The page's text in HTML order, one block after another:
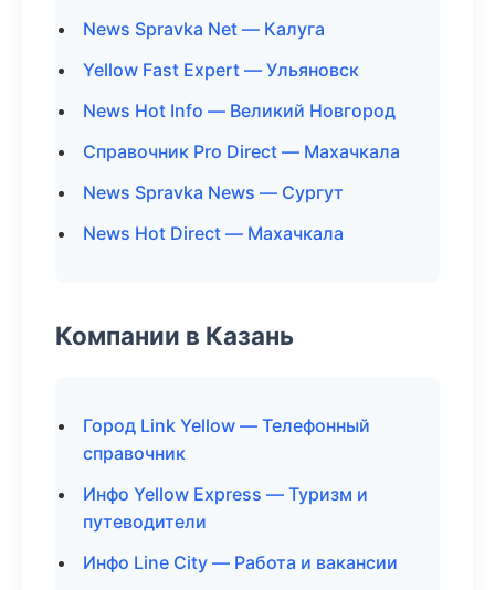
News Spravka Net — Калуга
Yellow Fast Expert — Ульяновск
News Hot Info — Великий Новгород
Справочник Pro Direct — Махачкала
News Spravka News — Сургут
News Hot Direct — Махачкала
Компании в Казань
Город Link Yellow — Телефонный
справочник
Инфо Yellow Express — Туризм и
путеводители
Инфо Line City — Работа и вакансии